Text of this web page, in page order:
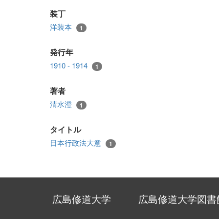
装丁
洋装本 1
発行年
1910 - 1914 1
著者
清水澄 1
タイトル
日本行政法大意 1
広島修道大学 広島修道大学図